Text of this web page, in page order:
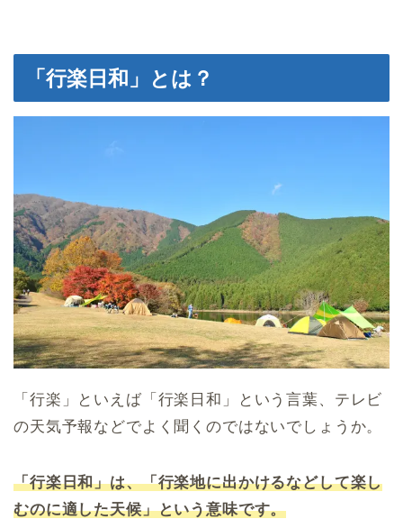
「行楽日和」とは？
「行楽」といえば「行楽日和」という言葉、テレビ
の天気予報などでよく聞くのではないでしょうか。
「行楽日和」は、「行楽地に出かけるなどして楽し
むのに適した天候」という意味です。